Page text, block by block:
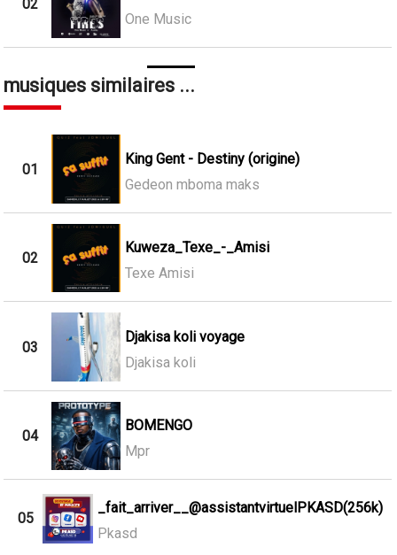
02
One Music
musiques similaires ...
01
King Gent - Destiny (origine)
Gedeon mboma maks
02
Kuweza_Texe_-_Amisi
Texe Amisi
03
Djakisa koli voyage
Djakisa koli
04
BOMENGO
Mpr
05
_fait_arriver__@assistantvirtuelPKASD(256k)
Pkasd